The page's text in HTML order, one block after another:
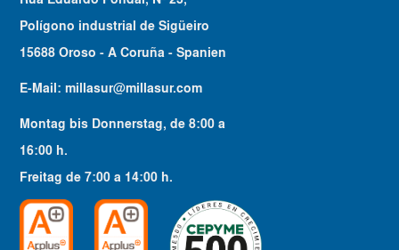
Polígono industrial de Sigüeiro
15688 Oroso - A Coruña - Spanien
E-Mail:millasur@millasur.com
Montag bis Donnerstag, de8:00 a
16:00 h.
Freitag de7:00 a 14:00 h.